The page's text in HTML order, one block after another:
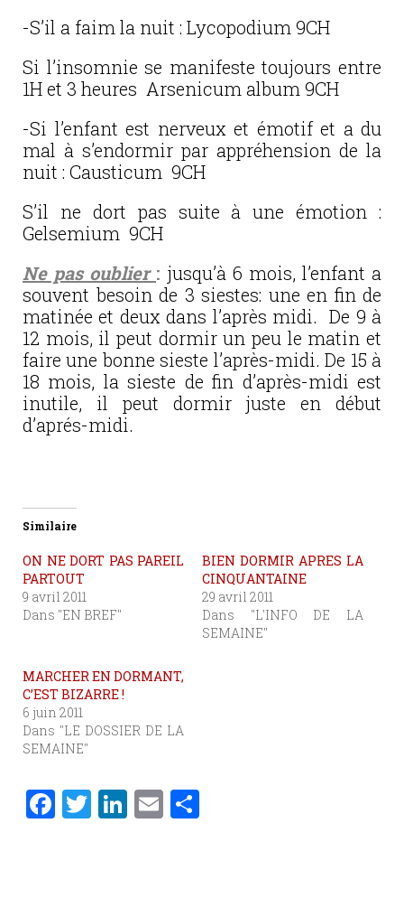
-S’il a faim la nuit : Lycopodium 9CH
Si l’insomnie se manifeste toujours entre
1H et 3 heures Arsenicum album 9CH
-Si l’enfant est nerveux et émotif et a du
mal à s’endormir par appréhension de la
nuit : Causticum 9CH
S’il ne dort pas suite à une émotion :
Gelsemium 9CH
Ne pas oublier : jusqu’à 6 mois, l’enfant a
souvent besoin de 3 siestes: une en fin de
matinée et deux dans l’après midi. De 9 à
12 mois, il peut dormir un peu le matin et
faire une bonne sieste l’après-midi. De 15 à
18 mois, la sieste de fin d’après-midi est
inutile, il peut dormir juste en début
d’aprés-midi.
Similaire
ON NE DORT PAS PAREIL
PARTOUT
9 avril 2011
Dans "EN BREF"
BIEN DORMIR APRES LA
CINQUANTAINE
29 avril 2011
Dans "L'INFO DE LA
SEMAINE"
MARCHER EN DORMANT,
C’EST BIZARRE !
6 juin 2011
Dans "LE DOSSIER DE LA
SEMAINE"
F T Li E